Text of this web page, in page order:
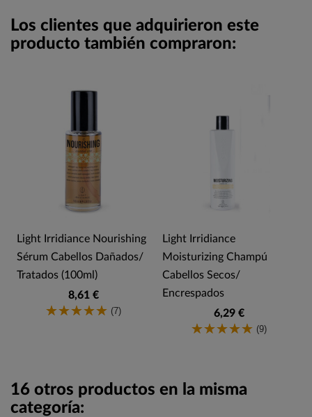
Los clientes que adquirieron este
producto también compraron:
Light Irridiance Nourishing
Sérum Cabellos Dañados/
Tratados (100ml)
8,61 €
(7)
Light Irridiance
Moisturizing Champú
Cabellos Secos/
Encrespados
6,29 €
(9)
16 otros productos en la misma
categoría: